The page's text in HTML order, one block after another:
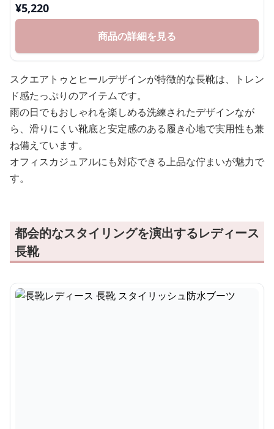
¥5,220
商品の詳細を見る
スクエアトゥとヒールデザインが特徴的な長靴は、トレン
ド感たっぷりのアイテムです。
雨の日でもおしゃれを楽しめる洗練されたデザインなが
ら、滑りにくい靴底と安定感のある履き心地で実用性も兼
ね備えています。
オフィスカジュアルにも対応できる上品な佇まいが魅力で
す。
都会的なスタイリングを演出するレディース
長靴